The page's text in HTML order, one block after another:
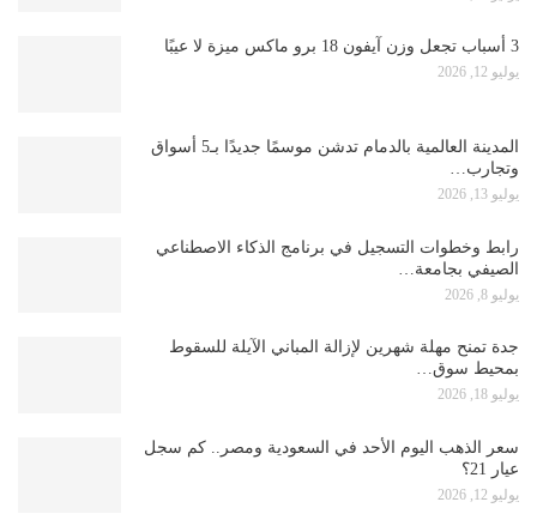
3 أسباب تجعل وزن آيفون 18 برو ماكس ميزة لا عيبًا
يوليو 12, 2026
المدينة العالمية بالدمام تدشن موسمًا جديدًا بـ5 أسواق
وتجارب…
يوليو 13, 2026
رابط وخطوات التسجيل في برنامج الذكاء الاصطناعي
الصيفي بجامعة…
يوليو 8, 2026
جدة تمنح مهلة شهرين لإزالة المباني الآيلة للسقوط
بمحيط سوق…
يوليو 18, 2026
سعر الذهب اليوم الأحد في السعودية ومصر.. كم سجل
عيار 21؟
يوليو 12, 2026